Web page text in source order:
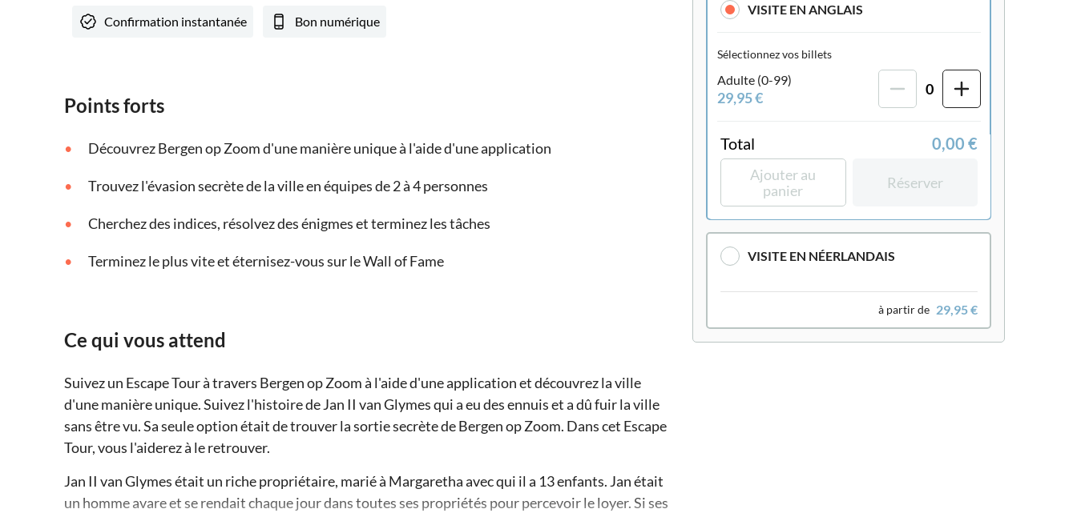
Confirmation instantanée Bon numérique
Points forts
Découvrez Bergen op Zoom d'une manière unique à l'aide d'une application
Trouvez l'évasion secrète de la ville en équipes de 2 à 4 personnes
Cherchez des indices, résolvez des énigmes et terminez les tâches
Terminez le plus vite et éternisez-vous sur le Wall of Fame
Ce qui vous attend
Suivez un Escape Tour à travers Bergen op Zoom à l'aide d'une application et découvrez la ville
d'une manière unique. Suivez l'histoire de Jan II van Glymes qui a eu des ennuis et a dû fuir la ville
sans être vu. Sa seule option était de trouver la sortie secrète de Bergen op Zoom. Dans cet Escape
Tour, vous l'aiderez à le retrouver.
Jan II van Glymes était un riche propriétaire, marié à Margaretha avec qui il a 13 enfants. Jan était
un homme avare et se rendait chaque jour dans toutes ses propriétés pour percevoir le loyer. Si ses
VISITE EN ANGLAIS
Sélectionnez vos billets
Adulte (0-99)
29,95 € 0
Total 0,00 €
Ajouter au
panier
Réserver
VISITE EN NÉERLANDAIS
à partir de 29,95 €